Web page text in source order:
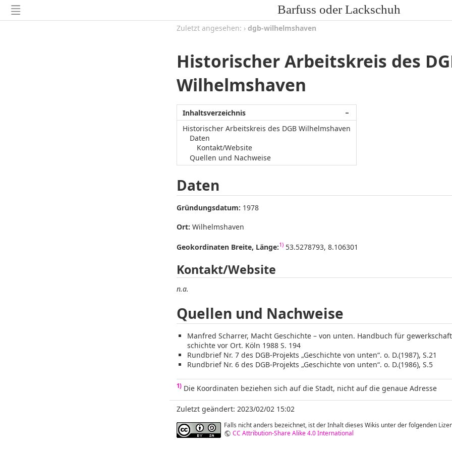
Barfuss oder Lackschuh
Zuletzt angesehen: › dgb-wilhelmshaven
Historischer Arbeitskreis des
Wilhelmshaven
−
Inhaltsverzeichnis
Historischer Arbeitskreis des DGB Wilhelmshaven
Daten
Kontakt/Website
Quellen und Nachweise
Daten
Gründungsdatum: 1978
Ort: Wilhelmshaven
Geokordinaten Breite, Länge:1) 53.5278793, 8.106301
Kontakt/Website
n.a.
Quellen und Nachweise
Manfred Scharrer, Macht Geschichte – von unten. Handbuch für
schichte vor Ort. Köln 1988 S. 194
Rundbrief Nr. 7 des DGB-Projekts „Geschichte von unten“. o. D.(1987), S.21
Rundbrief Nr. 6 des DGB-Projekts „Geschichte von unten“. o. D.(1986), S.5
1) Die Koordinaten beziehen sich auf die Stadt, nicht auf die genaue Adresse
Zuletzt geändert: 2023/02/02 15:02
Falls nicht anders bezeichnet, ist der Inhalt dieses Wikis unter der folgenden
CC Attribution-Share Alike 4.0 International